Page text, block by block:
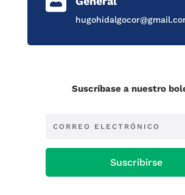
Suscríbase a nuestro
Suscribirse